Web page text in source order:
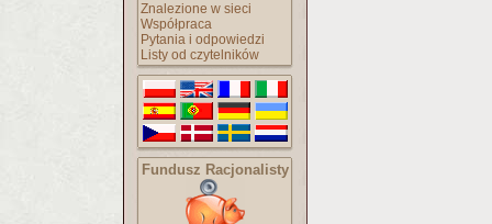
Znalezione w sieci
Współpraca
Pytania i odpowiedzi
Listy od czytelników
Fundusz Racjonalisty